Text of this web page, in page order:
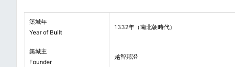
築城年
Year of Built
1332年（南北朝時代）
築城主
Founder
越智邦澄